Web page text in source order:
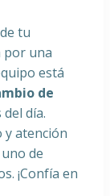
tu
por una
está
de
día.
y atención
de
¡Confía en